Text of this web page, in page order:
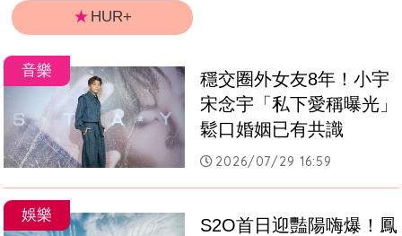
★ HUR+
音樂
穩交圈外女友8年！小宇
宋念宇「私下愛稱曝光」
鬆口婚姻已有共識
2026/07/29 16:59
娛樂
S2O首日迎豔陽嗨爆！鳳